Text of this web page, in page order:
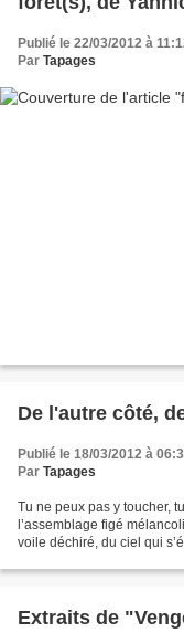
Publié le 22/03/2012 à
Par Tapages
De l'autre côté,
Publié le 18/03/2012 à
Par Tapages
Tu ne peux pas y toucher,
l’assemblage figé
voile déchiré, du ciel qui
Extraits de